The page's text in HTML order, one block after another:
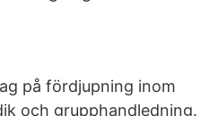
på fördjupning inom
och grupphandledning.